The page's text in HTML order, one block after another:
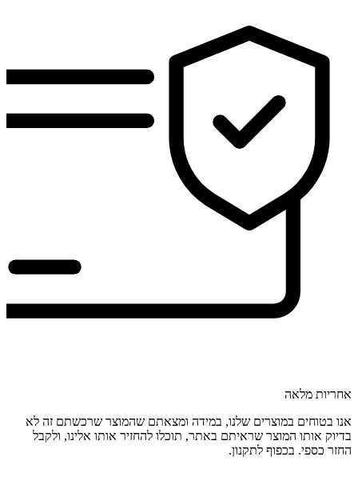
אחריות מלאה
אנו בטוחים במוצרים שלנו, במידה ומצאתם שהמוצר שרכשתם זה לא
בדיוק אותו המוצר שראיתם באתר, תוכלו להחזיר אותו אלינו, ולקבל
החזר כספי. בכפוף לתקנון.